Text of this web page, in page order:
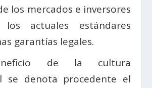
los mercados e inversores
actuales estándares
garantías legales.
de la cultura
se denota procedente el